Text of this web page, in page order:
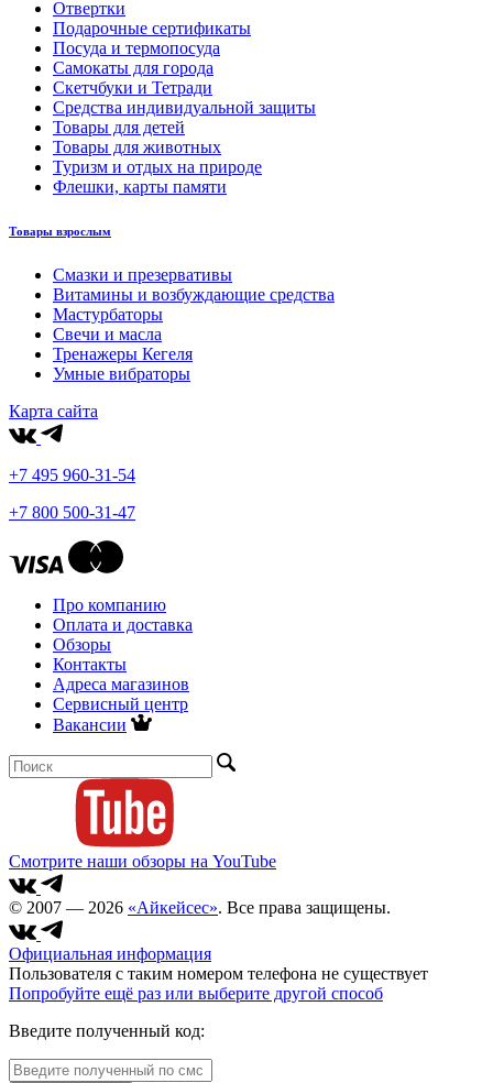
Отвертки
Подарочные сертификаты
Посуда и термопосуда
Самокаты для города
Скетчбуки и Тетради
Средства индивидуальной защиты
Товары для детей
Товары для животных
Туризм и отдых на природе
Флешки, карты памяти
Товары взрослым
Смазки и презервативы
Витамины и возбуждающие средства
Мастурбаторы
Свечи и масла
Тренажеры Кегеля
Умные вибраторы
Карта сайта
+7 495 960-31-54
+7 800 500-31-47
Про компанию
Оплата и доставка
Обзоры
Контакты
Адреса магазинов
Сервисный центр
Вакансии
Смотрите наши обзоры на YouTube
© 2007 — 2026 «Айкейсес». Все права защищены.
Официальная информация
Пользователя с таким номером телефона не существует
Попробуйте ещё раз или выберите другой способ
Введите полученный код: